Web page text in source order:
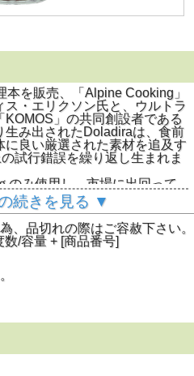
を販売、「Alpine Cooking」
・エリクソン氏と、ウルトラ
」の共同創設者である
生み出されたDoladiraは、食前
良い厳選された素材を追及す
試行錯誤を繰り返し生まれま
のみ使用し、市場に出回って
を実現させました。
ルバーブの茎は約5か月かけ
ターオレンジ、リンドウ、エ
マリーなどフルーツや野菜ハ
ルな素材を加えて作られま
合成着色料ではなくルバーブ
される自然な色見であり、薬
共に、口に含むと広がる滑か
やすく今までにないパーフェ
。
続きを見る ▼
、品切れの際はご容赦下さい。
/容量 + [商品番号]